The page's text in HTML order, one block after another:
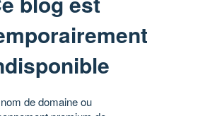
de domaine ou